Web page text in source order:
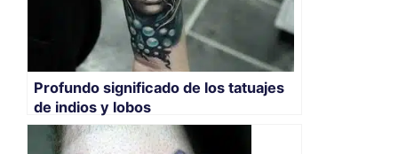
Profundo significado de los tatuajes
de indios y lobos